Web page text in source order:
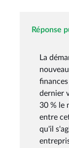
Réponse
La
dernier
30 % le
entre
qu'il